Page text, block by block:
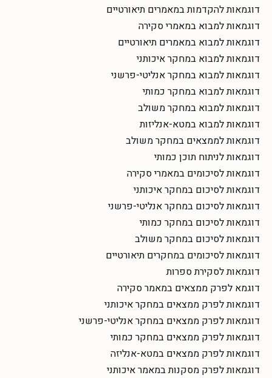
דוגמאות להקדמות במאמרים תיאורטיים
דוגמאות למבוא במאמרי סקירה
דוגמאות למבוא במאמרים תיאורטיים
דוגמאות למבוא במחקר איכותני
דוגמאות למבוא במחקר אנליטי-פרשני
דוגמאות למבוא במחקר כמותי
דוגמאות למבוא במחקר משולב
דוגמאות למבוא במטא-אנליזות
דוגמאות לממצאים במחקר משולב
דוגמאות לניתוח תוכן כמותי
דוגמאות לסיכומים במאמרי סקירה
דוגמאות לסיכום במחקר איכותני
דוגמאות לסיכום במחקר אנליטי-פרשני
דוגמאות לסיכום במחקר כמותי
דוגמאות לסיכום במחקר משולב
דוגמאות לסיכומים במחקרים תיאורטיים
דוגמאות לסקירת ספרות
דוגמא לפרק ממצאים במאמר סקירה
דוגמאות לפרק ממצאים במחקר איכותני
דוגמאות לפרק ממצאים במחקר אנליטי-פרשני
דוגמאות לפרק ממצאים במחקר כמותי
דוגמאות לפרק ממצאים במטא-אנליזה
דוגמאות לפרק מסקנות במאמר איכותני